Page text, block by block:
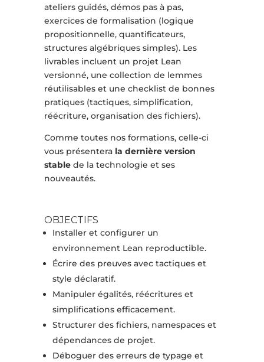
ateliers guidés, démos pas à pas,
exercices de formalisation (logique
propositionnelle, quantificateurs,
structures algébriques simples). Les
livrables incluent un projet Lean
versionné, une collection de lemmes
réutilisables et une checklist de bonnes
pratiques (tactiques, simplification,
réécriture, organisation des fichiers).
Comme toutes nos formations, celle-ci
vous présentera la dernière version
stablede la technologie et ses
nouveautés.
OBJECTIFS
Installer et configurer un
environnement Lean reproductible.
Écrire des preuves avec tactiques et
style déclaratif.
Manipuler égalités, réécritures et
simplifications efficacement.
Structurer des fichiers, namespaces et
dépendances de projet.
Déboguer des erreurs de typage et